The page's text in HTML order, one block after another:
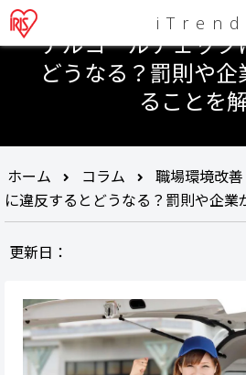
アルコールチェッ
どうなる？罰則や
ることを
ホーム コラム 職場環境改善
に違反するとどうなる？罰則や企
更新日：